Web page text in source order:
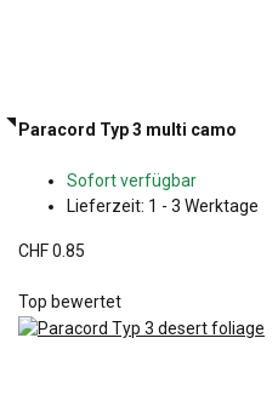
Paracord Typ 3 multi camo
Sofort verfügbar
Lieferzeit: 1 - 3 Werktage
CHF 0.85
Top bewertet